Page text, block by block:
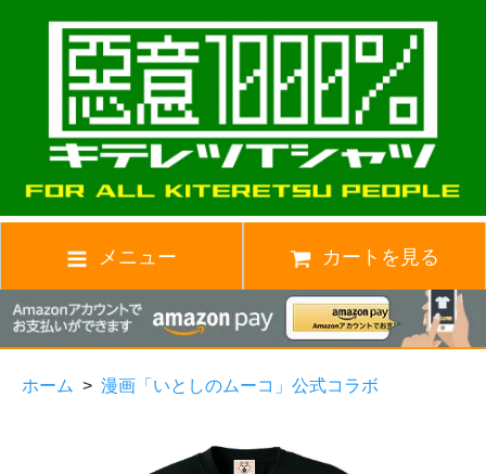
メニュー カートを見る
ホーム > 漫画「いとしのムーコ」公式コラボ